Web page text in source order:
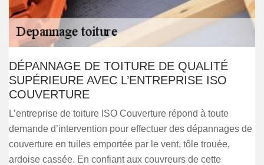
DÉPANNAGE DE TOITURE DE QUALITÉ
SUPÉRIEURE AVEC L’ENTREPRISE ISO
COUVERTURE
L’entreprise de toiture ISO Couverture répond à toute
demande d’intervention pour effectuer des dépannages de
couverture en tuiles emportée par le vent, tôle trouée,
ardoise cassée. En confiant aux couvreurs de cette